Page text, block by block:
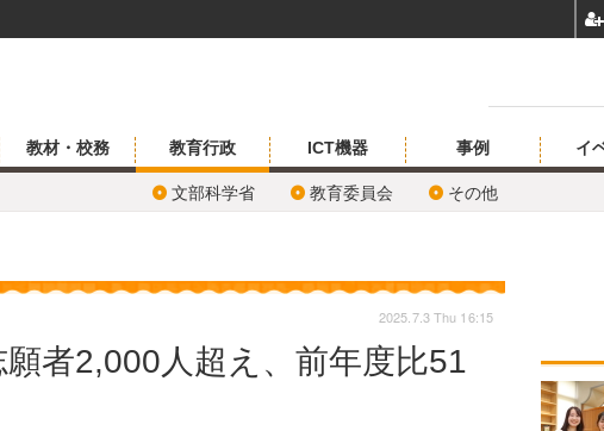
教材・校務 教育行政
文部科学省 教育委員会 その他
ICT機器 事例 イ
者2,000人超え、前年度比51
2025.7.3 Thu 16:15